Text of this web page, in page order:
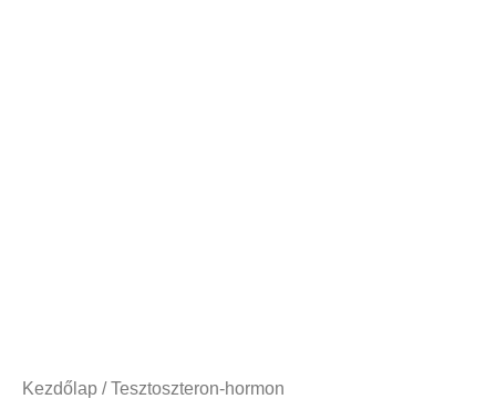
Kezdőlap /Tesztoszteron-hormon